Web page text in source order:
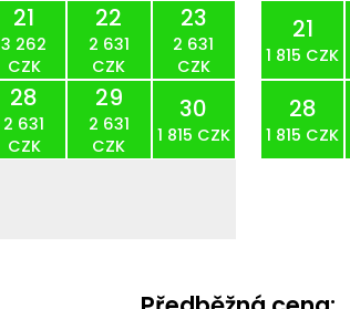
21
3 262
CZK
22
2 631
CZK
23
2 631
CZK
28
2 631
CZK
29
2 631
CZK
30
1 815 CZK
21
1 815 CZK
28
1 815 CZK